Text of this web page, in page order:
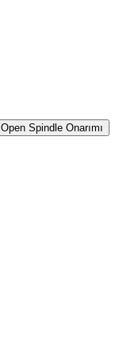
Open Spindle Onarımı